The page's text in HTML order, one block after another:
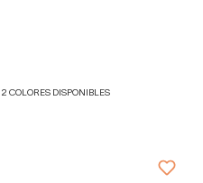
2 COLORES DISPONIBLES